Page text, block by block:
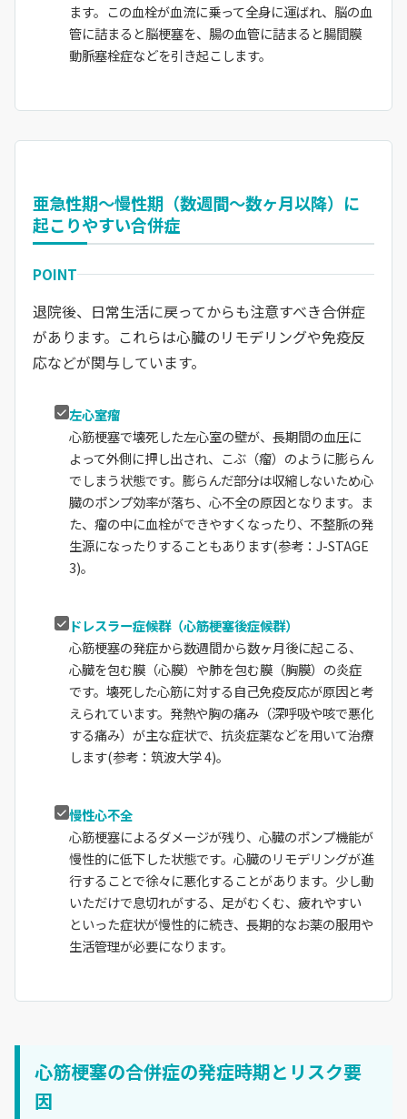
ます。この血栓が血流に乗って全身に運ばれ、脳の血
管に詰まると脳梗塞を、腸の血管に詰まると腸間膜
動脈塞栓症などを引き起こします。
亜急性期～慢性期（数週間～数ヶ月以降）に
起こりやすい合併症
POINT
退院後、日常生活に戻ってからも注意すべき合併症
があります。これらは心臓のリモデリングや免疫反
応などが関与しています。
左心室瘤
心筋梗塞で壊死した左心室の壁が、長期間の血圧に
よって外側に押し出され、こぶ（瘤）のように膨らん
でしまう状態です。膨らんだ部分は収縮しないため心
臓のポンプ効率が落ち、心不全の原因となります。ま
た、瘤の中に血栓ができやすくなったり、不整脈の発
生源になったりすることもあります(参考：J-STAGE
3)。
ドレスラー症候群（心筋梗塞後症候群）
心筋梗塞の発症から数週間から数ヶ月後に起こる、
心臓を包む膜（心膜）や肺を包む膜（胸膜）の炎症
です。壊死した心筋に対する自己免疫反応が原因と考
えられています。発熱や胸の痛み（深呼吸や咳で悪化
する痛み）が主な症状で、抗炎症薬などを用いて治療
します(参考：筑波大学 4)。
慢性心不全
心筋梗塞によるダメージが残り、心臓のポンプ機能が
慢性的に低下した状態です。心臓のリモデリングが進
行することで徐々に悪化することがあります。少し動
いただけで息切れがする、足がむくむ、疲れやすい
といった症状が慢性的に続き、長期的なお薬の服用や
生活管理が必要になります。
心筋梗塞の合併症の発症時期とリスク要
因